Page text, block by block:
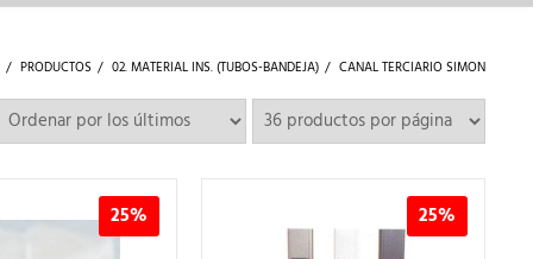
PRODUCTOS 02. MATERIAL INS. (TUBOS-BANDEJA) CANAL TERCIARIO SIMON
25% 25%